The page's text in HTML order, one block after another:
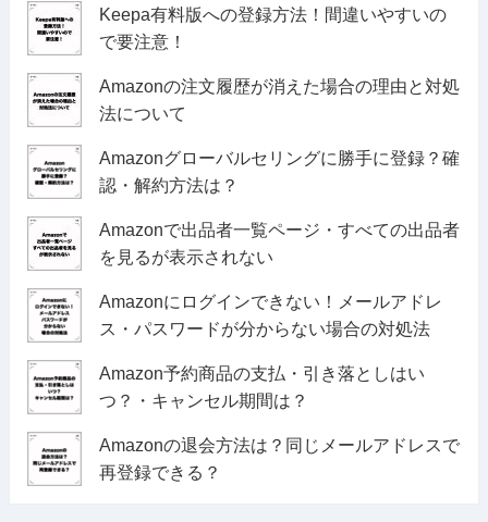
Keepa有料版への登録方法！間違いやすいの
で要注意！
Amazonの注文履歴が消えた場合の理由と対処
法について
Amazonグローバルセリングに勝手に登録？確
認・解約方法は？
Amazonで出品者一覧ページ・すべての出品者
を見るが表示されない
Amazonにログインできない！メールアドレ
ス・パスワードが分からない場合の対処法
Amazon予約商品の支払・引き落としはい
つ？・キャンセル期間は？
Amazonの退会方法は？同じメールアドレスで
再登録できる？